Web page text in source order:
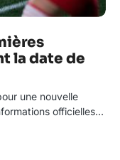
la date de
une nouvelle
officielles…